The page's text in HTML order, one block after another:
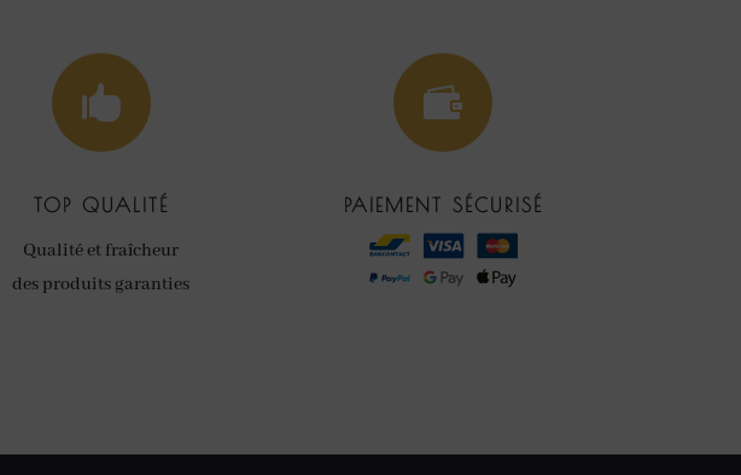

TOP QUALITÉ
Qualité et fraîcheur
des produits garanties

PAIEMENT SÉCURISÉ